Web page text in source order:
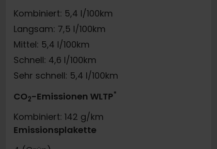
Kombiniert: 5,4 l/100km
Langsam: 7,5 l/100km
Mittel: 5,4 l/100km
Schnell: 4,6 l/100km
Sehr schnell: 5,4 l/100km
CO2-Emissionen WLTP*
Kombiniert: 142 g/km
Emissionsplakette